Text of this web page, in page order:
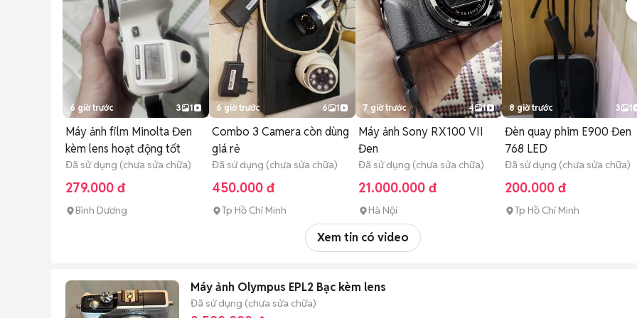
6 giờ trước 3 1
Máy ảnh film Minolta Đen
kèm lens hoạt động tốt
Đã sử dụng (chưa sửa chữa)
279.000 đ
Bình Dương
6 giờ trước 6 1
Combo 3 Camera còn dùng
giá rẻ
Đã sử dụng (chưa sửa chữa)
450.000 đ
Tp Hồ Chí Minh
7 giờ trước 4 1
Máy ảnh Sony RX100 VII
Đen
Đã sử dụng (chưa sửa chữa)
21.000.000 đ
Hà Nội
8 giờ trước 3 1
Đèn quay phim E900 Đen
768 LED
Đã sử dụng (chưa sửa chữa)
200.000 đ
Tp Hồ Chí Minh
Xem tin có video
Máy ảnh Olympus EPL2 Bạc kèm lens
Đã sử dụng (chưa sửa chữa)